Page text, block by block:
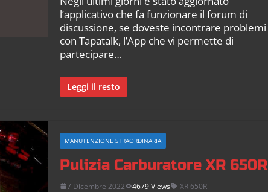
l’applicativo che fa funzionare il forum di
discussione, se doveste incontrare problemi
con Tapatalk, l’App che vi permette di
partecipare…
Leggi il resto
MANUTENZIONE STRAORDINARIA
Pulizia Carburatore XR 650R
7 Dicembre 2022 4679 Views XR 650R